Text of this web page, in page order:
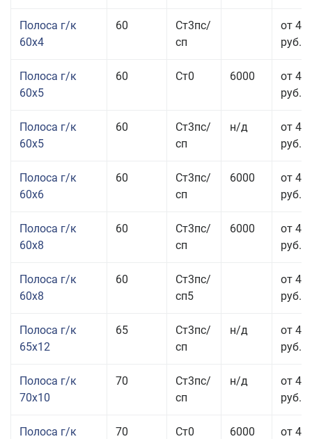
Полоса г/к
60x4
60
Ст3пс/
сп
от 45
руб.
Полоса г/к
60x5
60 Ст0 6000
от 42
руб.
Полоса г/к
60x5
60
Ст3пс/
сп
н/д
от 42
руб.
Полоса г/к
60x6
60
Ст3пс/
сп
6000
от 42
руб.
Полоса г/к
60x8
60
Ст3пс/
сп
6000
от 42
руб.
Полоса г/к
60x8
60
Ст3пс/
сп5
от 42
руб.
Полоса г/к
65x12
65
Ст3пс/
сп
н/д
от 42
руб.
Полоса г/к
70x10
70
Ст3пс/
сп
н/д
от 42
руб.
Полоса г/к
70 Ст0 6000
от 44